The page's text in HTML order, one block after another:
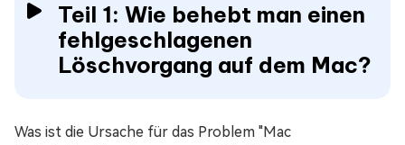
Teil 1: Wie behebt man einen
fehlgeschlagenen
Löschvorgang auf dem Mac?
Was ist die Ursache für das Problem "Mac